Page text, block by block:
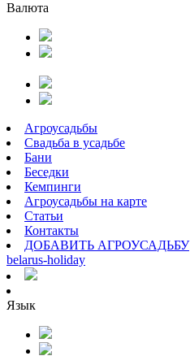
Валюта
Агроусадьбы
Свадьба в усадьбе
Бани
Беседки
Кемпинги
Агроусадьбы на карте
Статьи
Контакты
ДОБАВИТЬ АГРОУСАДЬБУ
belarus-holiday
Язык